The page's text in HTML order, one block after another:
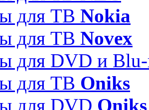
для ТВ Nokia
для ТВ Novex
для DVD и
для ТВ Oniks
для DVD Oniks